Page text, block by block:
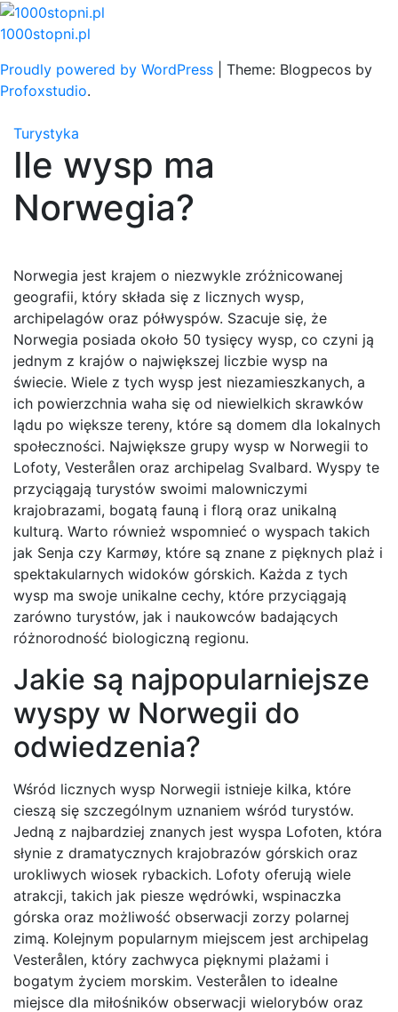
Skip
to
1000stopni.pl
Proudly powered by WordPress
Theme: Blogpecos by
Profoxstudio.
Turystyka
Ile wysp ma
Norwegia?
Norwegia jest krajem o niezwykle zróżnicowanej
geografii, który składa się z licznych wysp,
archipelagów oraz półwyspów. Szacuje się, że
Norwegia posiada około 50 tysięcy wysp, co czyni ją
jednym z krajów o największej liczbie wysp na
świecie. Wiele z tych wysp jest niezamieszkanych, a
ich powierzchnia waha się od niewielkich skrawków
lądu po większe tereny, które są domem dla lokalnych
społeczności. Największe grupy wysp w Norwegii to
Lofoty, Vesterålen oraz archipelag Svalbard. Wyspy te
przyciągają turystów swoimi malowniczymi
krajobrazami, bogatą fauną i florą oraz unikalną
kulturą. Warto również wspomnieć o wyspach takich
jak Senja czy Karmøy, które są znane z pięknych plaż i
spektakularnych widoków górskich. Każda z tych
wysp ma swoje unikalne cechy, które przyciągają
zarówno turystów, jak i naukowców badających
różnorodność biologiczną regionu.
Jakie są najpopularniejsze
wyspy w Norwegii do
odwiedzenia?
Wśród licznych wysp Norwegii istnieje kilka, które
cieszą się szczególnym uznaniem wśród turystów.
Jedną z najbardziej znanych jest wyspa Lofoten, która
słynie z dramatycznych krajobrazów górskich oraz
urokliwych wiosek rybackich. Lofoty oferują wiele
atrakcji, takich jak piesze wędrówki, wspinaczka
górska oraz możliwość obserwacji zorzy polarnej
zimą. Kolejnym popularnym miejscem jest archipelag
Vesterålen, który zachwyca pięknymi plażami i
bogatym życiem morskim. Vesterålen to idealne
miejsce dla miłośników obserwacji wielorybów oraz